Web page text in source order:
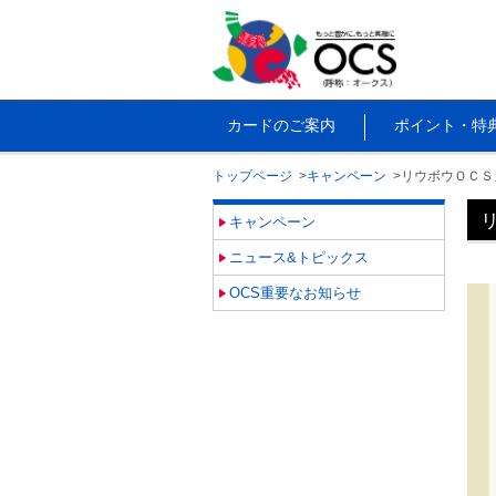
カードのご案内 ポイント・特
トップページ キャンペーン リウボウＯＣ
キャンペーン
ニュース&トピックス
OCS重要なお知らせ